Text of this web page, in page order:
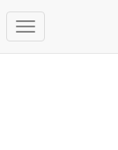
Переключить
навигацию